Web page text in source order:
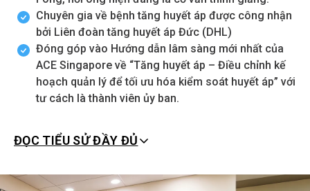
Chuyên gia về bệnh tăng huyết áp được công nhận
bởi Liên đoàn tăng huyết áp Đức (DHL)
Đóng góp vào Hướng dẫn lâm sàng mới nhất của
ACE Singapore về “Tăng huyết áp – Điều chỉnh kế
hoạch quản lý để tối ưu hóa kiểm soát huyết áp” với
tư cách là thành viên ủy ban.
ĐỌC TIỂU SỬ ĐẦY ĐỦ